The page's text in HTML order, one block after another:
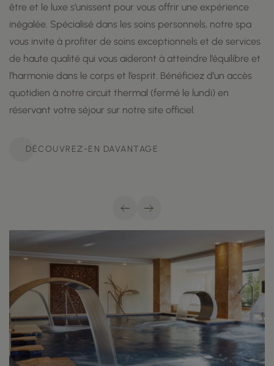
être et le luxe s’unissent pour vous offrir une expérience
inégalée. Spécialisé dans les soins personnels, notre spa
vous invite à profiter de soins exceptionnels et de services
de haute qualité qui vous aideront à atteindre l’équilibre et
l’harmonie dans le corps et l’esprit. Bénéficiez d’un accès
quotidien à notre circuit thermal (fermé le lundi) en
réservant votre séjour sur notre site officiel.
DÉCOUVREZ-EN DAVANTAGE